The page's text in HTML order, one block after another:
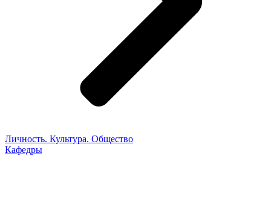
Личность. Культура. Общество
Кафедры